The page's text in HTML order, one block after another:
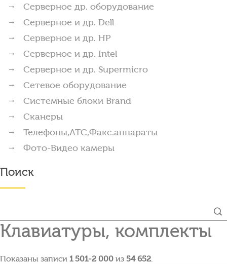
Серверное др. оборудование
Серверное и др. Dell
Серверное и др. HP
Серверное и др. Intel
Серверное и др. Supermicro
Сетевое оборудование
Системные блоки Brand
Сканеры
Телефоны,АТС,Факс.аппараты
Фото-Видео камеры
Поиск
Клавиатуры, комплекты
Показаны записи 1 501-2 000 из 54 652.